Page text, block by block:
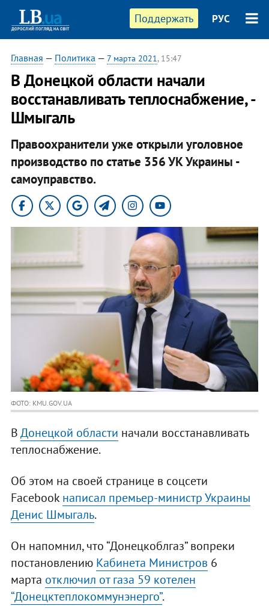
Поддержать РУС
Главная — Политика — 7 марта 2021, 15:47
В Донецкой области начали
восстанавливать теплоснабжение, -
Шмыгаль
Правоохранители уже открыли уголовное
производство по статье 356 УК Украины -
самоуправство.
ФОТО: KMU.GOV.UA
ВДонецкой области начали восстанавливать
теплоснабжение.
Об этом на своей странице в соцсети
Facebook написал премьер-министр Украины
Денис Шмыгаль.
Он напомнил, что “Донецкоблгаз” вопреки
постановлению Кабинета Министров 6
марта отключил от газа 59 котелен
“Донецктеплокоммунэнерго”.